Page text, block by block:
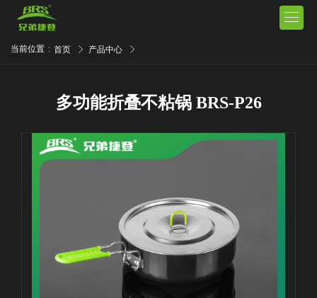

当前位置 : 首页 产品中心
多功能折叠不粘锅 BRS-P26